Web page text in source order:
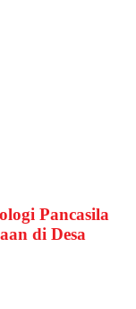
Pancasila
di Desa